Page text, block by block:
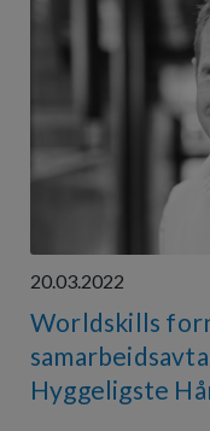
20.03.2022
Worldskills
Hyggeligste